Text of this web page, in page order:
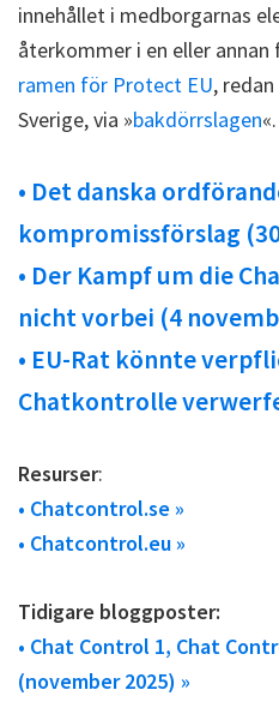
innehållet i medborgarnas
återkommer i en eller
ramen för Protect EU,
Sverige, via »bakdörrslagen«.
• Det danska
kompromissförslag
• Der Kampf um die
nicht vorbei (4
• EU-Rat könnte
Chatkontrolle
Resurser:
• Chatcontrol.se »
• Chatcontrol.eu »
Tidigare bloggposter:
• Chat Control 1, Chat
(november 2025) »